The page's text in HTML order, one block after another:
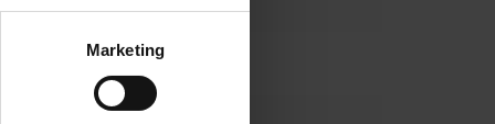
metro,Marketing